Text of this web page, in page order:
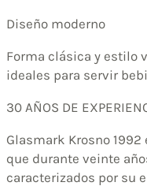
Diseño moderno
Forma clásica y estilo
ideales para servir
30 AÑOS DE
Glasmark Krosno
que durante veinte
caracterizados por su